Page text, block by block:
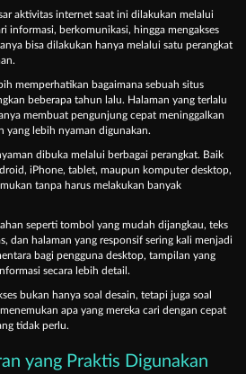
aktivitas internet saat ini dilakukan melalui
informasi, berkomunikasi, hingga mengakses
bisa dilakukan hanya melalui satu perangkat
memperhatikan bagaimana sebuah situs
beberapa tahun lalu. Halaman yang terlalu
membuat pengunjung cepat meninggalkan
yang lebih nyaman digunakan.
dibuka melalui berbagai perangkat. Baik
iPhone, tablet, maupun komputer desktop,
tanpa harus melakukan banyak
seperti tombol yang mudah dijangkau, teks
dan halaman yang responsif sering kali menjadi
bagi pengguna desktop, tampilan yang
secara lebih detail.
bukan hanya soal desain, tetapi juga soal
apa yang mereka cari dengan cepat
tidak perlu.
yang Praktis Digunakan